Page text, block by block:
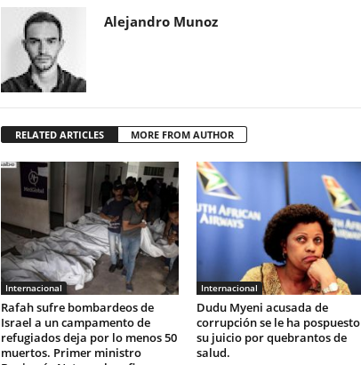
Alejandro Munoz
RELATED ARTICLES MORE FROM AUTHOR
Internacional
Rafah sufre bombardeos de
Israel a un campamento de
refugiados deja por lo menos 50
muertos. Primer ministro
Internacional
Dudu Myeni acusada de
corrupción se le ha pospuesto
su juicio por quebrantos de
salud.